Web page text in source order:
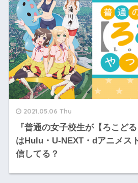
2021.05.06 Thu
『普通の女子校生が【ろこど
はHulu・U-NEXT・dアニメス
信してる？